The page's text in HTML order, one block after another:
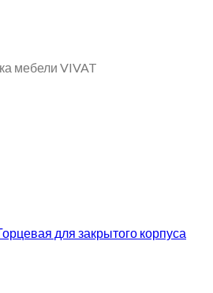
мебели VIVAT
для закрытого корпуса